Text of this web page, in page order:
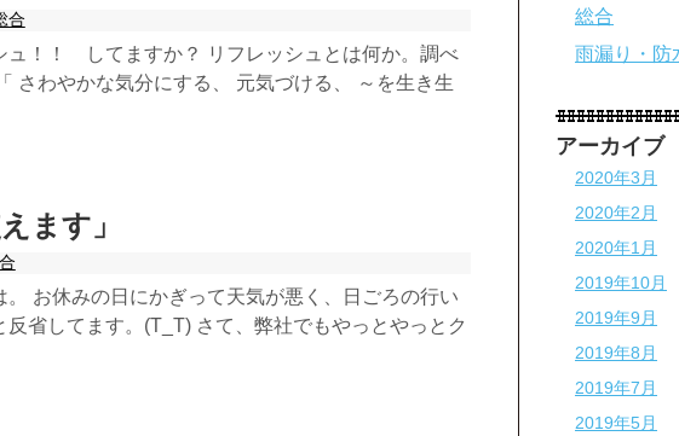
合
ュ！！ してますか？ リフレッシュとは何か。調べ
さわやかな気分にする、 元気づける、 ～を生き生
ます」
。 お休みの日にかぎって天気が悪く、日ごろの行い
反省してます。(T_T) さて、弊社でもやっとやっとク
総合
雨漏り・防
アーカイブ
2020年3月
2020年2月
2020年1月
2019年10月
2019年9月
2019年8月
2019年7月
2019年5月